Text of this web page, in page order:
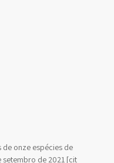
onze espécies de
setembro de 2021 [cit